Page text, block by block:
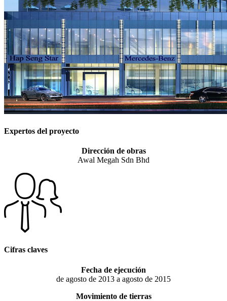
Expertos del proyecto
Dirección de obras
Awal Megah Sdn Bhd
Cifras claves
Fecha de ejecución
de agosto de 2013 a agosto de 2015
Movimiento de tierras